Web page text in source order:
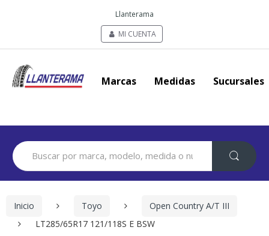
Llanterama
MI CUENTA
Marcas Medidas Sucursales
Search
for:
Inicio Toyo
Open Country A/T III
LT285/65R17 121/118S E BSW